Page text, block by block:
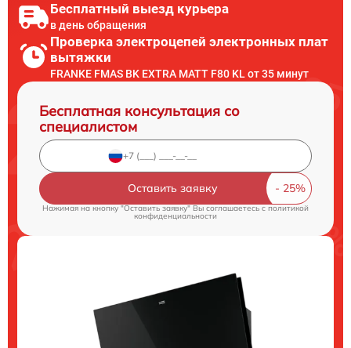
Бесплатный выезд курьера
в день обращения
Проверка электроцепей электронных плат
вытяжки
FRANKE FMAS BK EXTRA MATT F80 KL от 35 минут
Бесплатная консультация со
специалистом
Оставить заявку
Нажимая на кнопку "Оставить заявку" Вы соглашаетесь cполитикой
конфиденциальности